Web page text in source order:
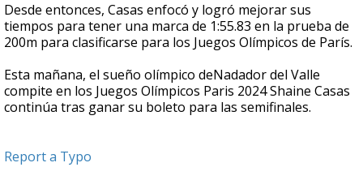
Desde entonces, Casas enfocó y logró mejorar sus
tiempos para tener una marca de 1:55.83 en la prueba de
200m para clasificarse para los Juegos Olímpicos de París.
Esta mañana, el sueño olímpico deNadador del Valle
compite en los Juegos Olímpicos Paris 2024 Shaine Casas
continúa tras ganar su boleto para las semifinales.
Report a Typo